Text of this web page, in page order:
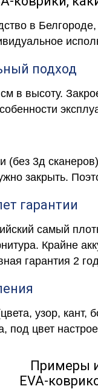
в
подход
в высоту.
3д
закрыть.
гарантии
самый
Крайне
гарантия 2
узор, кант,
под цвет
Примеры
EVA-